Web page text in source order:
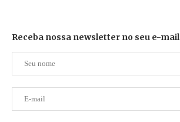
Receba nossa newsletter no seu e-mail